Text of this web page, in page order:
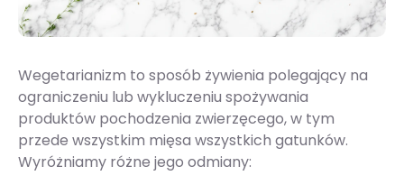
Wegetarianizm to sposób żywienia polegający na
ograniczeniu lub wykluczeniu spożywania
produktów pochodzenia zwierzęcego, w tym
przede wszystkim mięsa wszystkich gatunków.
Wyróżniamy różne jego odmiany: